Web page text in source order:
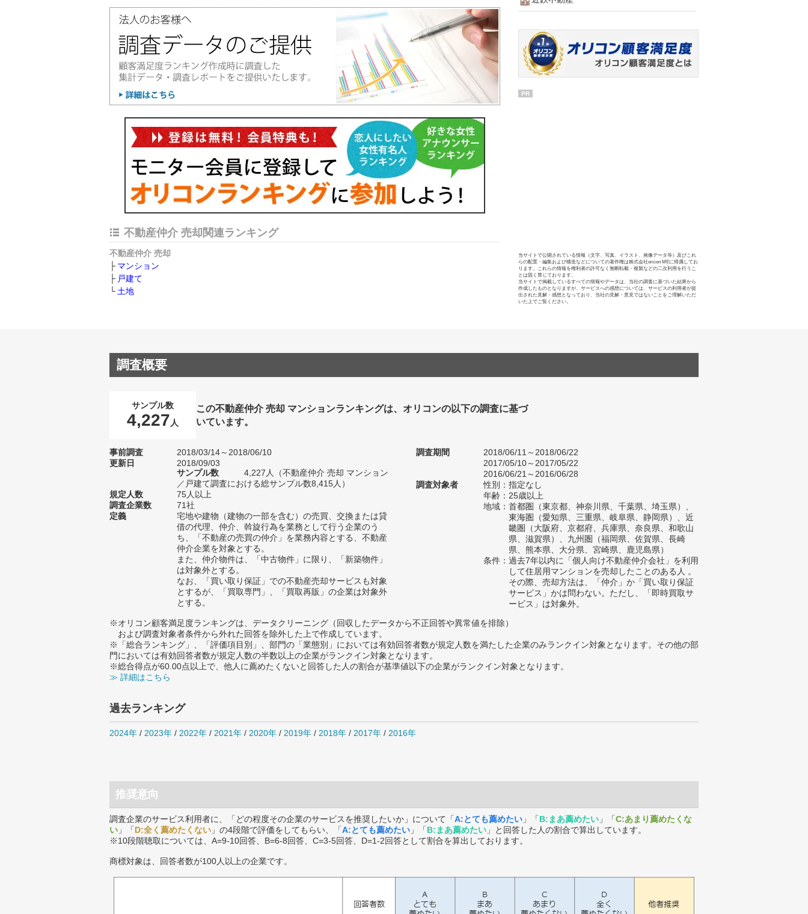
不動産仲介 売却関連ランキング
不動産仲介 売却
マンション
戸建て
土地
PR
当サイトで公開されている情報（文字、写真、イラスト、画像データ等）及びこれ
らの配置・編集および構造などについての著作権は株式会社oricon MEに帰属してお
ります。これらの情報を権利者の許可なく無断転載・複製などの二次利用を行うこ
とは固く禁じております。
当サイトで掲載しているすべての情報やデータは、当社の調査に基づいた結果から
作成したものとなりますが、サービスへの感想については、サービスの利用者が提
出された見解・感想となっており、当社の見解・意見ではないことをご理解いただ
いた上でご覧ください。
調査概要
サンプル数
4,227 人
この不動産仲介 売却 マンションランキングは、オリコンの以下の調査に基づ
いています。
事前調査
2018/03/14～2018/06/10
更新日
2018/09/03
サンプル数
4,227人（不動産仲介 売却 マンション
／戸建て調査における総サンプル数8,415人）
規定人数
75人以上
調査企業数
71社
定義
宅地や建物（建物の一部を含む）の売買、交換または貸
借の代理、仲介、斡旋行為を業務として行う企業のう
ち、「不動産の売買の仲介」を業務内容とする、不動産
仲介企業を対象とする。
また、仲介物件は、「中古物件」に限り、「新築物件」
は対象外とする。
なお、「買い取り保証」での不動産売却サービスも対象
とするが、「買取専門」、「買取再販」の企業は対象外
とする。
調査期間
2018/06/11～2018/06/22
2017/05/10～2017/05/22
2016/06/21～2016/06/28
調査対象者
性別：指定なし
年齢：25歳以上
地域：首都圏（東京都、神奈川県、千葉県、埼玉県）、
東海圏（愛知県、三重県、岐阜県、静岡県）、近
畿圏（大阪府、京都府、兵庫県、奈良県、和歌山
県、滋賀県）、九州圏（福岡県、佐賀県、長崎
県、熊本県、大分県、宮崎県、鹿児島県）
条件：過去7年以内に「個人向け不動産仲介会社」を利用
して住居用マンションを売却したことのある人 。
その際、売却方法は、「仲介」か「買い取り保証
サービス」かは問わない。ただし、「即時買取サ
ービス」は対象外。
※オリコン顧客満足度ランキングは、データクリーニング（回収したデータから不正回答や異常値を排除）
および調査対象者条件から外れた回答を除外した上で作成しています。
※「総合ランキング」、「評価項目別」、部門の「業態別」においては有効回答者数が規定人数を満たした企業のみランクイン対象となります。その他の部
門においては有効回答者数が規定人数の半数以上の企業がランクイン対象となります。
※総合得点が60.00点以上で、他人に薦めたくないと回答した人の割合が基準値以下の企業がランクイン対象となります。
≫ 詳細はこちら
過去ランキング
2024年 / 2023年 / 2022年 / 2021年 / 2020年 / 2019年 / 2018年 / 2017年 / 2016年
推奨意向
調査企業のサービス利用者に、「どの程度その企業のサービスを推奨したいか」について「A:とても薦めたい 」「B:まあ薦めたい 」「C:あまり薦めたくな
い 」「D:全く薦めたくない 」の4段階で評価をしてもらい、「A:とても薦めたい 」「B:まあ薦めたい 」と回答した人の割合で算出しています。
※10段階聴取については、A=9-10回答、B=6-8回答、C=3-5回答、D=1-2回答として割合を算出しております。
商標対象は、回答者数が100人以上の企業です。